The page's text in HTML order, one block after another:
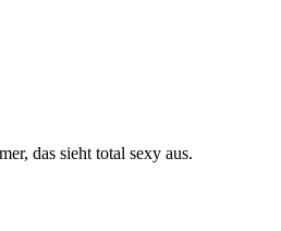
das sieht total sexy aus.